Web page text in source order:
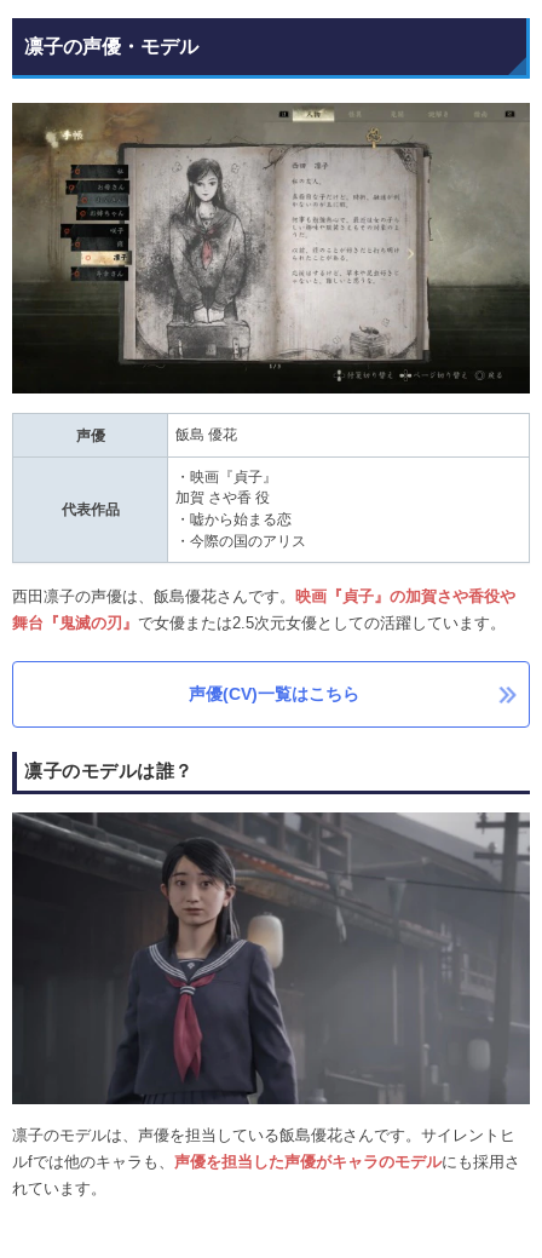
凛子の声優・モデル
声優 飯島 優花
代表作品
・映画『貞子』
加賀 さや香 役
・嘘から始まる恋
・今際の国のアリス
西田凛子の声優は、飯島優花さんです。 映画『貞子』の加賀さや香役や
舞台『鬼滅の刃』 で女優または2.5次元女優としての活躍しています。
声優(CV)一覧はこちら
凛子のモデルは誰？
凛子のモデルは、声優を担当している飯島優花さんです。サイレントヒ
ルfでは他のキャラも、 声優を担当した声優がキャラのモデルにも採用さ
れています。